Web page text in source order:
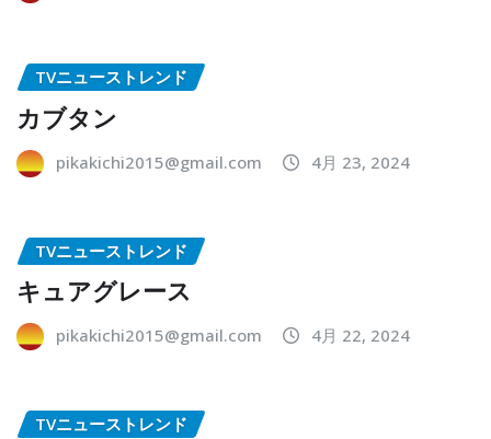
TVニューストレンド
カブタン
pikakichi2015@gmail.com 4月 23, 2024
TVニューストレンド
キュアグレース
pikakichi2015@gmail.com 4月 22, 2024
TVニューストレンド